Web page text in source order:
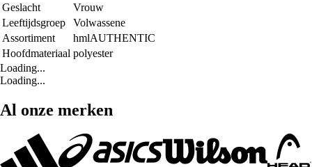
Geslacht
Vrouw
Leeftijdsgroep
Volwassene
Assortiment
hmlAUTHENTIC
Hoofdmateriaal polyester
Loading...
Loading...
Al onze merken